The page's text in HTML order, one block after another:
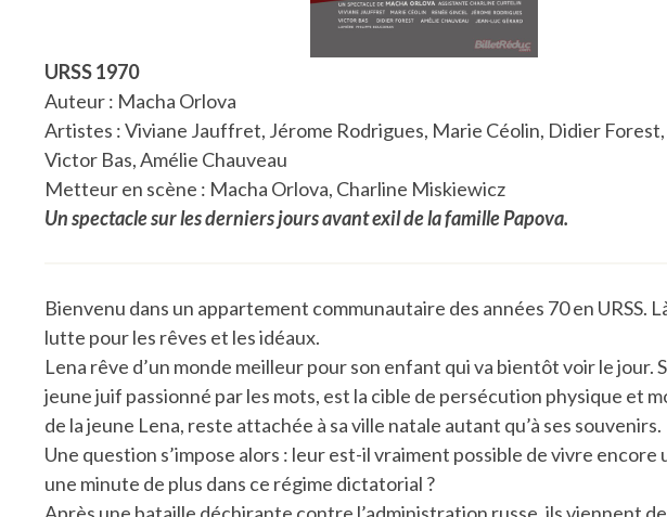
URSS 1970
Auteur : Macha Orlova
Artistes : Viviane Jauffret, Jérome Rodrigues, Marie Céolin, Didier Forest,
Victor Bas, Amélie Chauveau
Metteur en scène : Macha Orlova, Charline Miskiewicz
Un spectacle sur les derniers jours avant exil de la famille Papova.
Bienvenu dans un appartement communautaire des années 70 en URSS.
lutte pour les rêves et les idéaux.
Lena rêve d’un monde meilleur pour son enfant qui va bientôt voir le jour.
jeune juif passionné par les mots, est la cible de persécution physique et
de la jeune Lena, reste attachée à sa ville natale autant qu’à ses souvenirs.
Une question s’impose alors : leur est-il vraiment possible de vivre encore
une minute de plus dans ce régime dictatorial ?
Après une bataille déchirante contre l’administration russe, ils viennent